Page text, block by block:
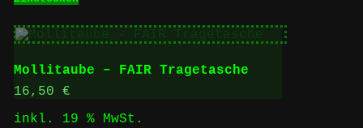
Mollitaube – FAIR Tragetasche
16,50 €
inkl. 19 % MwSt.